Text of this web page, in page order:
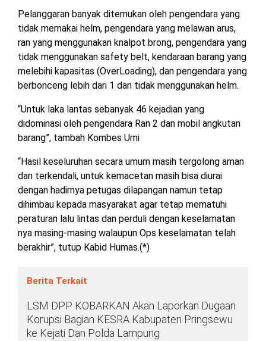
TULANG
BAWANG
DPRD
INFO
KEBIJAKAN
SOSIAL
PEDOMAN
SIBER
REDAKSI
TENTANG
Pelanggaran banyak ditemukan oleh pengendara yang
tidak memakai helm, pengendara yang melawan arus,
ran yang menggunakan knalpot brong, pengendara yang
tidak menggunakan safety belt, kendaraan barang yang
melebihi kapasitas (OverLoading), dan pengendara yang
berbonceng lebih dari 1 dan tidak menggunakan helm.
“Untuk laka lantas sebanyak 46 kejadian yang
didominasi oleh pengendara Ran 2 dan mobil angkutan
barang”, tambah Kombes Umi
“Hasil keseluruhan secara umum masih tergolong aman
dan terkendali, untuk kemacetan masih bisa diurai
dengan hadirnya petugas dilapangan namun tetap
dihimbau kepada masyarakat agar tetap mematuhi
peraturan lalu lintas dan perduli dengan keselamatan
nya masing-masing walaupun Ops keselamatan telah
berakhir”, tutup Kabid Humas.(*)
Berita Terkait
LSM DPP KOBARKAN Akan Laporkan Dugaan
Korupsi Bagian KESRA Kabupaten Pringsewu
ke Kejati Dan Polda Lampung